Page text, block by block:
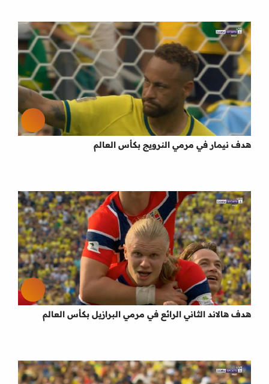
هدف نيمار في مرمي النرويج بكأس العالم
هدف هالاند الثاني الرائع في مرمي البرازيل بكأس العالم